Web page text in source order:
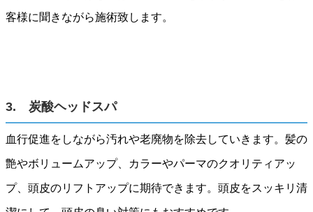
客様に聞きながら施術致します。
3. 炭酸ヘッドスパ
血行促進をしながら汚れや老廃物を除去していきます。髪の
艶やボリュームアップ、カラーやパーマのクオリティアッ
プ、頭皮のリフトアップに期待できます。頭皮をスッキリ清